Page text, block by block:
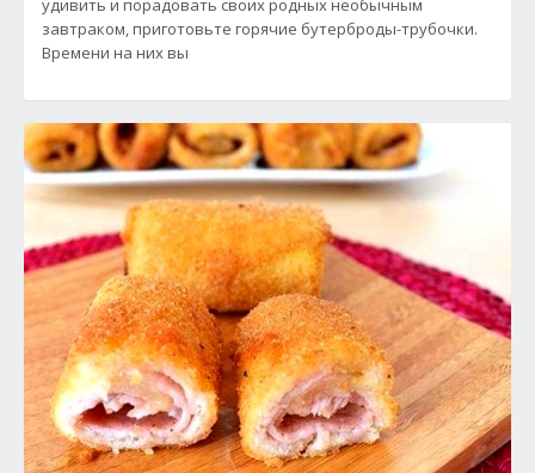
удивить и порадовать своих родных необычным
завтраком, приготовьте горячие бутерброды-трубочки.
Времени на них вы